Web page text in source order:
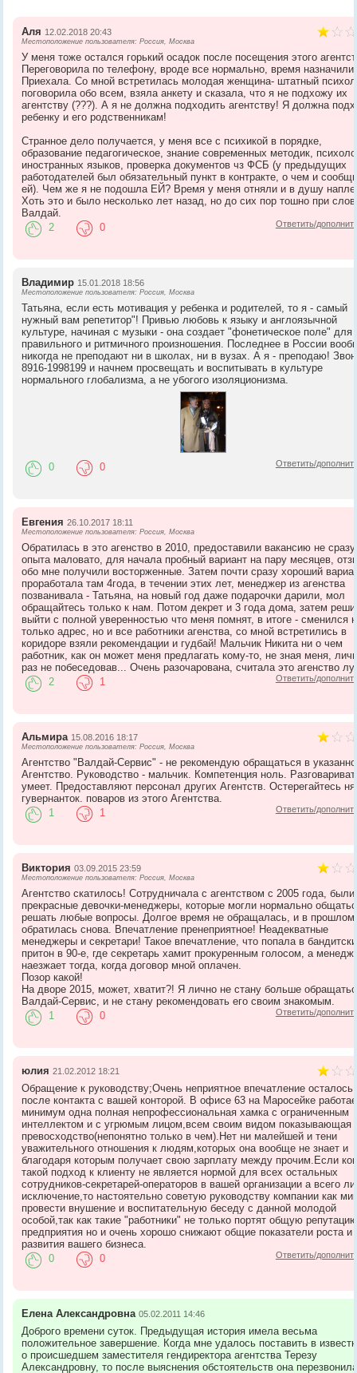
Аля 12.02.2018 20:43
Местоположение пользователя: Россия, Москва
У меня тоже остался горький осадок после посещения этого
Переговорила по телефону, вроде все нормально, время назначили.
Приехала. Со мной встретилась молодая женщина- штатный
поговорила обо всем, взяла анкету и сказала, что я не подхожу их
агентству (???). А я не должна подходить агентству! Я должна
ребенку и его родственникам!
Странное дело получается, у меня все с психикой в порядке,
образование педагогическое, знание современных методик,
иностранных языков, проверка документов чз ФСБ (у предыдущих
работодателей был обязательный пункт в контракте, о чем и
ей). Чем же я не подошла ЕЙ? Время у меня отняли и в душу
Хоть это и было несколько лет назад, но до сих пор тошно при
Валдай.
Ответить/
2 0
Владимир 15.01.2018 18:56
Местоположение пользователя: Россия, Москва
Татьяна, если есть мотивация у ребенка и родителей, то я - самый
нужный вам репетитор"! Привью любовь к языку и англоязычной
культуре, начиная с музыки - она создает "фонетическое поле" для
правильного и ритмичного произношения. Последнее в России
никогда не преподают ни в школах, ни в вузах. А я - преподаю!
8916-1998199 и начнем просвещать и воспитывать в культуре
нормального глобализма, а не убогого изоляционизма.
Ответить/
0 0
Евгения 26.10.2017 18:11
Местоположение пользователя: Россия, Москва
Обратилась в это агенство в 2010, предоставили вакансию не
опыта маловато, для начала пробный вариант на пару месяцев,
обо мне получили восторженные. Затем почти сразу хороший
проработала там 4года, в течении этих лет, менеджер из агенства
позванивала - Татьяна, на новый год даже подарочки дарили, мол
обращайтесь только к нам. Потом декрет и 3 года дома, затем
выйти с полной уверенностью что меня помнят, в итоге - сменился
только адрес, но и все работники агенства, со мной встретились в
коридоре взяли рекомендации и гудбай! Мальчик Никита ни о чем
работник, как он может меня предлагать кому-то, не зная меня,
раз не побеседовав... Очень разочарована, считала это агенство
Ответить/
2 1
Альмира 15.08.2016 18:17
Местоположение пользователя: Россия, Москва
Агентство "Валдай-Сервис" - не рекомендую обращаться в
Агентство. Руководство - мальчик. Компетенция ноль.
умеет. Предоставляют персонал других Агентств. Остерегайтесь
гувернанток. поваров из этого Агентства.
Ответить/
1 1
Виктория 03.09.2015 23:59
Местоположение пользователя: Россия, Москва
Агентство скатилось! Сотрудничала с агентством с 2005 года, были
прекрасные девочки-менеджеры, которые могли нормально
решать любые вопросы. Долгое время не обращалась, и в прошлом
обратилась снова. Впечатление пренеприятное! Неадекватные
менеджеры и секретари! Такое впечатление, что попала в
притон в 90-е, где секретарь хамит прокуренным голосом, а
наезжает тогда, когда договор мной оплачен.
Позор какой!
На дворе 2015, может, хватит?! Я лично не стану больше
Валдай-Сервис, и не стану рекомендовать его своим знакомым.
Ответить/
1 0
юлия 21.02.2012 18:21
Обращение к руководству;Очень неприятное впечатление осталось
после контакта с вашей конторой. В офисе 63 на Маросейке
минимум одна полная непрофессиональная хамка с ограниченным
интеллектом и с угрюмым лицом,всем своим видом показывающая
превосходство(непонятно только в чем).Нет ни малейшей и тени
уважительного отношения к людям,которых она вообще не знает и
благодаря которым получает свою зарплату между прочим.Если
такой подход к клиенту не является нормой для всех остальных
сотрудников-секретарей-операторов в вашей организации а всего
исключение,то настоятельно советую руководству компании как
провести внушение и воспитательную беседу с данной молодой
особой,так как такие "работники" не только портят общую
предприятия но и очень хорошо снижают общие показатели роста и
развития вашего бизнеса.
Ответить/
0 0
Елена Александровна 05.02.2011 14:46
Доброго времени суток. Предыдущая история имела весьма
положительное завершение. Когда мне удалось поставить в
о происшедшем заместителя гендиректора агентства Терезу
Александровну, то после выяснения обстоятельств она